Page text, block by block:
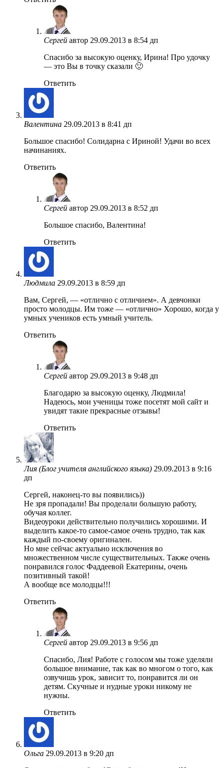
Сергей автор 29.09.2013 в 8:54 дп
Спасибо за высокую оценку, Ирина! Про удочку
— это Вы в точку сказали 🙂
Ответить
Валентина 29.09.2013 в 8:41 дп
Большое спасибо! Солидарна с Ириной! Удачи во всех
начинаниях.
Ответить
Сергей автор 29.09.2013 в 8:52 дп
Большое спасибо, Валентина!
Ответить
Людмила 29.09.2013 в 8:59 дп
Вам, Сергей, — «отлично с отличием». А девчонки
просто молодцы. Им тоже — «отлично» Хорошо, когда у
умных учеников есть умный учитель.
Ответить
Сергей автор 29.09.2013 в 9:48 дп
Благодарю за высокую оценку, Людмила!
Надеюсь, мои ученицы тоже посетят мой сайт и
увидят такие прекрасные отзывы!
Ответить
Лия (Блог учителя английского языка) 29.09.2013 в 9:16
дп
Сергей, наконец-то вы появились))
Не зря пропадали! Вы проделали большую работу,
обучая коллег.
Видеоуроки действительно получились хорошими. И
выделить какое-то самое-самое очень трудно, так как
каждый по-своему оригинален.
Но мне сейчас актуально исключения во
множественном числе существительных. Также очень
понравился голос Фаддеевой Екатерины, очень
позитивный такой!
А вообще все молодцы!!!
Ответить
Сергей автор 29.09.2013 в 9:56 дп
Спасибо, Лия! Работе с голосом мы тоже уделяли
большое внимание, так как во многом о того, как
озвучишь урок, зависит то, понравится ли он
детям. Скучные и нудные уроки никому не
нужны.
Ответить
Ольга 29.09.2013 в 9:20 дп